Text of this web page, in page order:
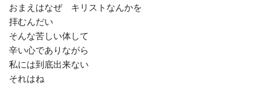
おまえはなぜ キリストなんかを
拝むんだい
そんな苦しい体して
辛い心でありながら
私には到底出来ない
それはね